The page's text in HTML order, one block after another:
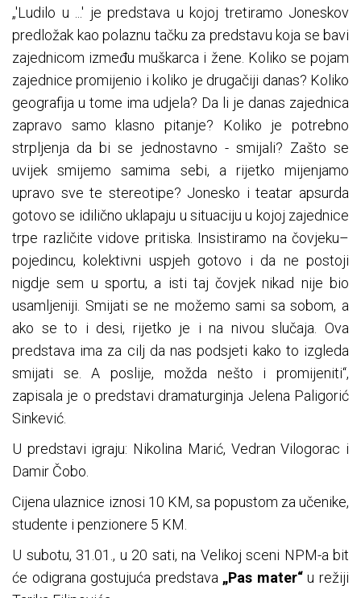
„'Ludilo u ...' je predstava u kojoj tretiramo Joneskov
predložak kao polaznu tačku za predstavu koja se bavi
zajednicom između muškarca i žene. Koliko se pojam
zajednice promijenio i koliko je drugačiji danas? Koliko
geografija u tome ima udjela? Da li je danas zajednica
zapravo samo klasno pitanje? Koliko je potrebno
strpljenja da bi se jednostavno - smijali? Zašto se
uvijek smijemo samima sebi, a rijetko mijenjamo
upravo sve te stereotipe? Jonesko i teatar apsurda
gotovo se idilično uklapaju u situaciju u kojoj zajednice
trpe različite vidove pritiska. Insistiramo na čovjeku–
pojedincu, kolektivni uspjeh gotovo i da ne postoji
nigdje sem u sportu, a isti taj čovjek nikad nije bio
usamljeniji. Smijati se ne možemo sami sa sobom, a
ako se to i desi, rijetko je i na nivou slučaja. Ova
predstava ima za cilj da nas podsjeti kako to izgleda
smijati se. A poslije, možda nešto i promijeniti“,
zapisala je o predstavi dramaturginja Jelena Paligorić
Sinkević.
U predstavi igraju: Nikolina Marić, Vedran Vilogorac i
Damir Čobo.
Cijena ulaznice iznosi 10 KM, sa popustom za učenike,
studente i penzionere 5 KM.
U subotu, 31.01., u 20 sati, na Velikoj sceni NPM-a bit
će odigrana gostujuća predstava „Pas mater“u režiji